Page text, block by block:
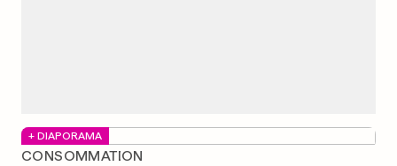
+ DIAPORAMA
CONSOMMATION